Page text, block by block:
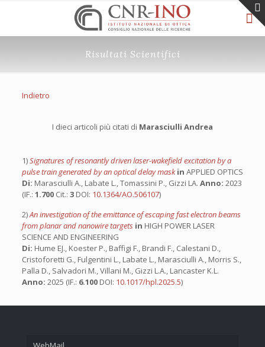
Risultati Scientifici
Indietro
I dieci articoli più citati di Marasciulli Andrea
1)Signatures of resonantly driven laser-wakefield excitation by a
pulse train generated by an optical delay maskin APPLIED OPTICS
Di: Marasciulli A., Labate L., Tomassini P., Gizzi LA. Anno: 2023
(IF.: 1.700 Cit.: 3 DOI: 10.1364/AO.506107)
2)An investigation of the emittance of escaping fast electron beams
from planar and nanowire targets in HIGH POWER LASER
SCIENCE AND ENGINEERING
Di: Hume EJ., Koester P., Baffigi F., Brandi F., Calestani D.,
Cristoforetti G., Fulgentini L., Labate L., Marasciulli A., Morris S.,
Palla D., Salvadori M., Villani M., Gizzi L.A., Lancaster K.L.
Anno: 2025 (IF.: 6.100 DOI: 10.1017/hpl.2025.5)